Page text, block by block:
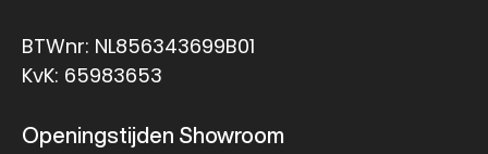
BTWnr: NL856343699B01
KvK: 65983653
Openingstijden Showroom